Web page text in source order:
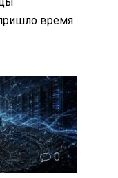
время
0